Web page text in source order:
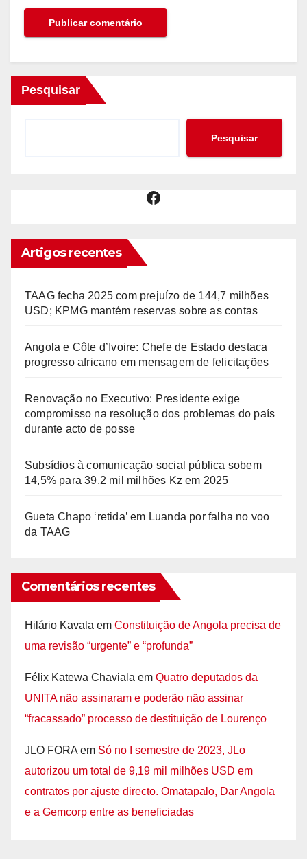
Pesquisar
Pesquisar
Facebook
Artigos recentes
TAAG fecha 2025 com prejuízo de 144,7 milhões
USD; KPMG mantém reservas sobre as contas
Angola e Côte d’Ivoire: Chefe de Estado destaca
progresso africano em mensagem de felicitações
Renovação no Executivo: Presidente exige
compromisso na resolução dos problemas do país
durante acto de posse
Subsídios à comunicação social pública sobem
14,5% para 39,2 mil milhões Kz em 2025
Gueta Chapo ‘retida’ em Luanda por falha no voo
da TAAG
Comentários recentes
Hilário Kavala em Constituição de Angola precisa de
uma revisão “urgente” e “profunda”
Félix Katewa Chaviala em Quatro deputados da
UNITA não assinaram e poderão não assinar
“fracassado” processo de destituição de Lourenço
JLO FORA em Só no I semestre de 2023, JLo
autorizou um total de 9,19 mil milhões USD em
contratos por ajuste directo. Omatapalo, Dar Angola
e a Gemcorp entre as beneficiadas